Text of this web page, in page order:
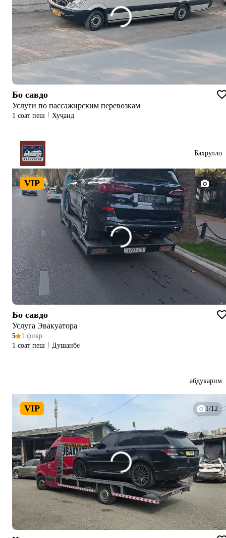
Бо савдо
Услуги по пассажирским перевозкам
1 соат пеш Хуҷанд
Бахрулло
VIP 1/9
Бо савдо
Услуга Эвакуатора
5
1 фикр
1 соат пеш
Душанбе
абдукарим
VIP 1/12